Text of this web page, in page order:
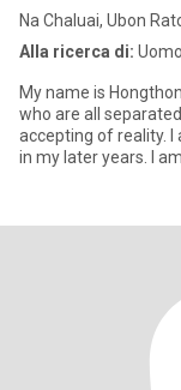
Na Chaluai, Ubon
Alla ricerca di:
My name is
who are all
accepting of reality. I
in my later years. I